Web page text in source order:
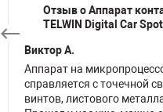
Отзыв о Аппарат
TELWIN Digital Car
Виктор А.
Аппарат на
справляется с точечной
винтов, листового